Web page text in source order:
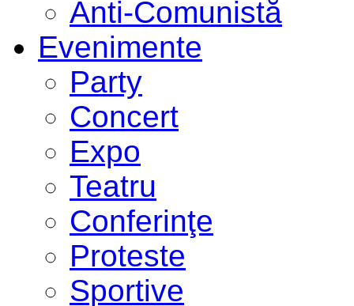
Anti-Comunistă
Evenimente
Party
Concert
Expo
Teatru
Conferinţe
Proteste
Sportive